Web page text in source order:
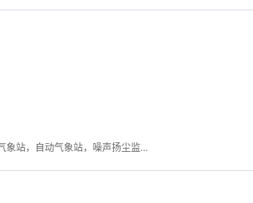
管道泄漏监测系统，负氧离子监测站，水听器，校园气象站，自动气象站，噪声扬尘监测系统，温湿度监控系统，农业气象站